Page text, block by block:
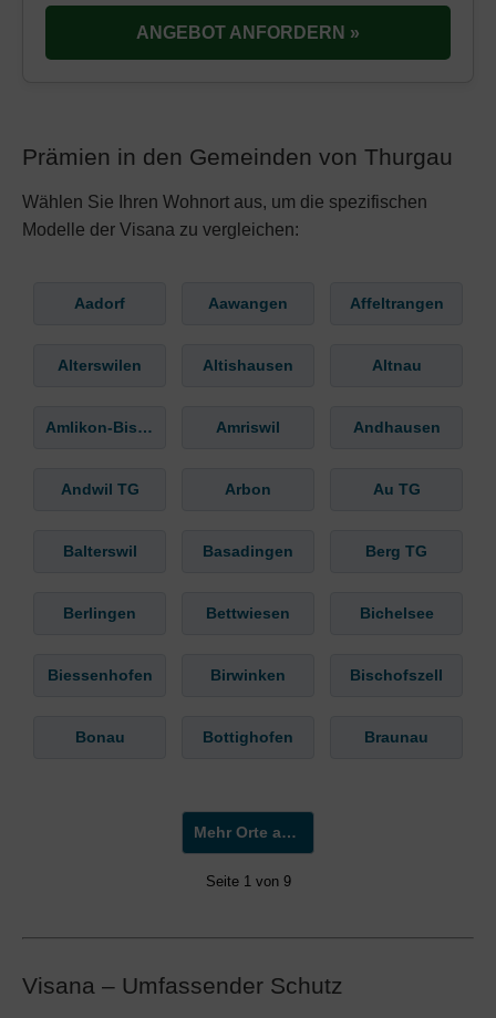
ANGEBOT ANFORDERN »
Prämien in den Gemeinden von Thurgau
Wählen Sie Ihren Wohnort aus, um die spezifischen
Modelle der Visana zu vergleichen:
Aadorf Aawangen Affeltrangen
Alterswilen Altishausen Altnau
Amlikon-Bissegg Amriswil Andhausen
Andwil TG Arbon Au TG
Balterswil Basadingen Berg TG
Berlingen Bettwiesen Bichelsee
Biessenhofen Birwinken Bischofszell
Bonau Bottighofen Braunau
Mehr Orte anzeigen »
Seite 1 von 9
Visana – Umfassender Schutz